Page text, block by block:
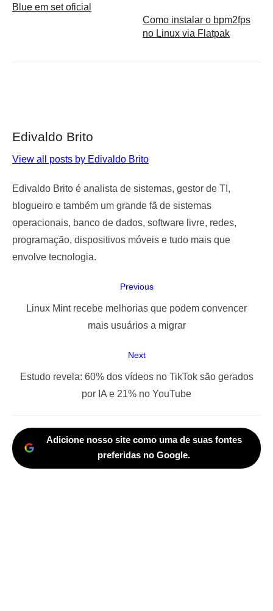
Blue em set oficial
Como instalar o bpm2fps
no Linux via Flatpak
Edivaldo Brito
View all posts by Edivaldo Brito
Edivaldo Brito é analista de sistemas, gestor de TI,
blogueiro e também um grande fã de sistemas
operacionais, banco de dados, software livre, redes,
programação, dispositivos móveis e tudo mais que
envolve tecnologia.
de
Previous
Previous
Linux Mint recebe melhorias que podem convencer
mais usuários a migrar
Next
Next
Estudo revela: 60% dos vídeos no TikTok são gerados
por IA e 21% no YouTube
Adicione nosso site como uma de suas fontes
preferidas no Google.